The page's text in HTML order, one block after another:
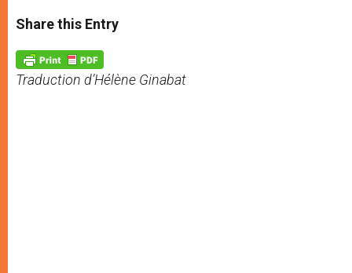
t
s
p
p
s
e
g
e
r
e
b
o
k
Share this Entry
Traduction d’Hélène Ginabat